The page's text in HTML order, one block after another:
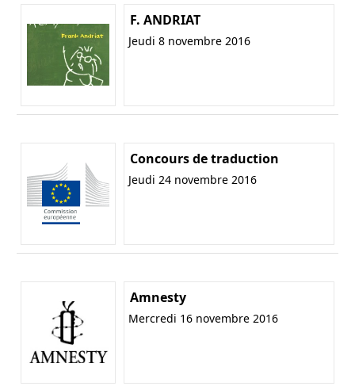
F. ANDRIAT
Jeudi 8 novembre 2016
Concours de traduction
Jeudi 24 novembre 2016
Amnesty
Mercredi 16 novembre 2016